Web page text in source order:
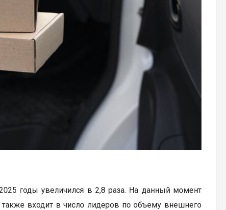
годы увеличился в 2,8 раза. На данный момент
также входит в число лидеров по объему внешнего